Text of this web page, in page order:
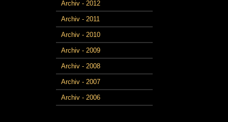
Archiv - 2012
Archiv - 2011
Archiv - 2010
Archiv - 2009
Archiv - 2008
Archiv - 2007
Archiv - 2006